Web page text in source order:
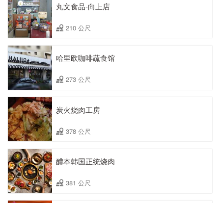
丸文食品-向上店
210 公尺
哈里欧咖啡蔬食馆
273 公尺
炭火烧肉工房
378 公尺
醴本韩国正统烧肉
381 公尺